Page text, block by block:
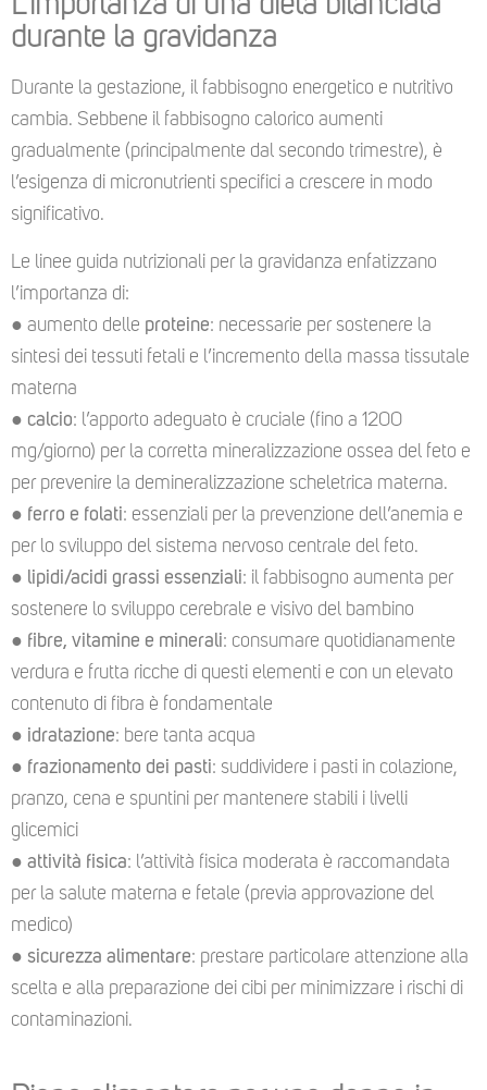
L’importanza di una dieta bilanciata
durante la gravidanza
Durante la gestazione, il fabbisogno energetico e nutritivo
cambia. Sebbene il fabbisogno calorico aumenti
gradualmente (principalmente dal secondo trimestre), è
l’esigenza di micronutrienti specifici a crescere in modo
significativo.
Le linee guida nutrizionali per la gravidanza enfatizzano
l’importanza di:
● aumento delle proteine: necessarie per sostenere la
sintesi dei tessuti fetali e l’incremento della massa tissutale
materna
● calcio: l’apporto adeguato è cruciale (fino a 1200
mg/giorno) per la corretta mineralizzazione ossea del feto e
per prevenire la demineralizzazione scheletrica materna.
● ferro e folati: essenziali per la prevenzione dell’anemia e
per lo sviluppo del sistema nervoso centrale del feto.
● lipidi/acidi grassi essenziali: il fabbisogno aumenta per
sostenere lo sviluppo cerebrale e visivo del bambino
● fibre, vitamine e minerali: consumare quotidianamente
verdura e frutta ricche di questi elementi e con un elevato
contenuto di fibra è fondamentale
● idratazione: bere tanta acqua
● frazionamento dei pasti: suddividere i pasti in colazione,
pranzo, cena e spuntini per mantenere stabili i livelli
glicemici
● attività fisica: l’attività fisica moderata è raccomandata
per la salute materna e fetale (previa approvazione del
medico)
● sicurezza alimentare: prestare particolare attenzione alla
scelta e alla preparazione dei cibi per minimizzare i rischi di
contaminazioni.